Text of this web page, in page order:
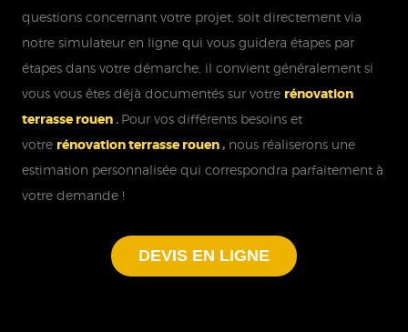
questions concernant votre projet, soit directement via
notre simulateur en ligne qui vous guidera étapes par
étapes dans votre démarche, il convient généralement si
vous vous êtes déjà documentés sur votre rénovation
terrasse rouen. Pour vos différents besoins et
votre rénovation terrasse rouen,nous réaliserons une
estimation personnalisée qui correspondra parfaitement à
votre demande !
DEVIS EN LIGNE